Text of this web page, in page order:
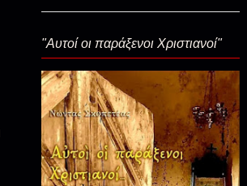
"Αυτοί οι παράξενοι Χριστιανοί"